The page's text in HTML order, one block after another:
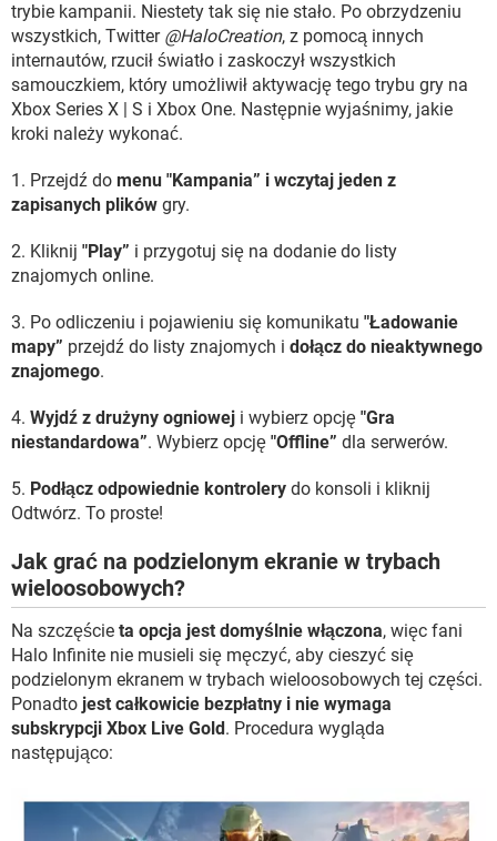
trybie kampanii. Niestety tak się nie stało. Po obrzydzeniu
wszystkich, Twitter @HaloCreation, z pomocą innych
internautów, rzucił światło i zaskoczył wszystkich
samouczkiem, który umożliwił aktywację tego trybu gry na
Xbox Series X | S i Xbox One. Następnie wyjaśnimy, jakie
kroki należy wykonać.
1. Przejdź do menu "Kampania” i wczytaj jeden z
zapisanych plików gry.
2. Kliknij "Play” i przygotuj się na dodanie do listy
znajomych online.
3. Po odliczeniu i pojawieniu się komunikatu "Ładowanie
mapy” przejdź do listy znajomych i dołącz do nieaktywnego
znajomego.
4. Wyjdź z drużyny ogniowej i wybierz opcję "Gra
niestandardowa”. Wybierz opcję "Offline” dla serwerów.
5. Podłącz odpowiednie kontrolery do konsoli i kliknij
Odtwórz. To proste!
Jak grać na podzielonym ekranie w trybach
wieloosobowych?
Na szczęście ta opcja jest domyślnie włączona, więc fani
Halo Infinite nie musieli się męczyć, aby cieszyć się
podzielonym ekranem w trybach wieloosobowych tej części.
Ponadto jest całkowicie bezpłatny i nie wymaga
subskrypcji Xbox Live Gold . Procedura wygląda
następująco: